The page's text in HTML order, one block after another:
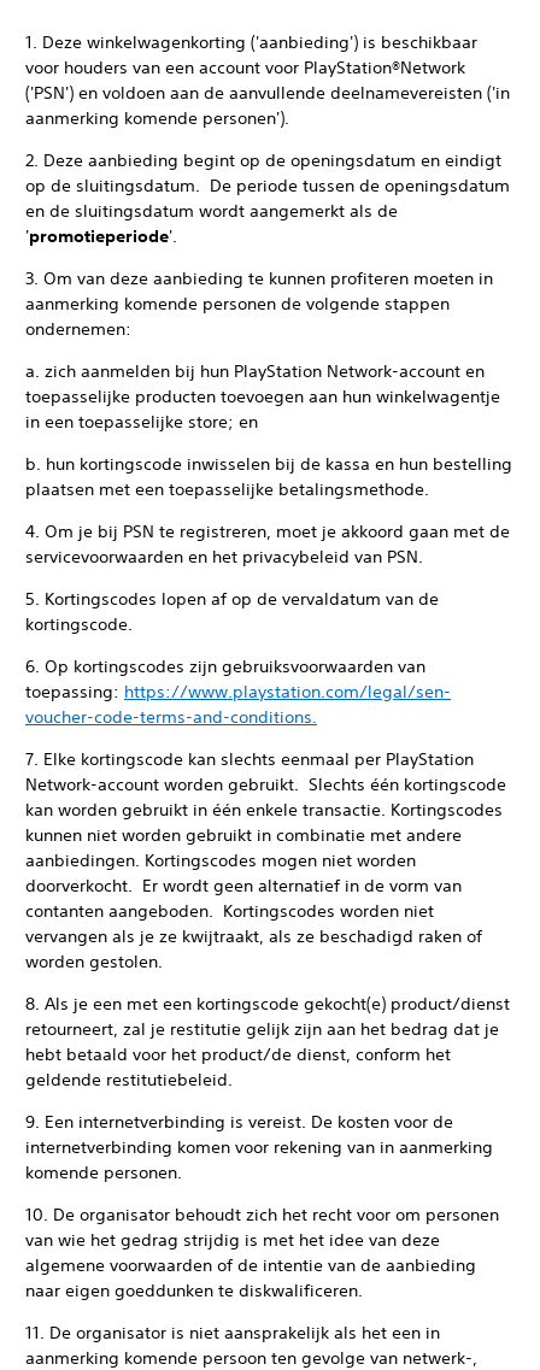
1. Deze winkelwagenkorting ('aanbieding') is beschikbaar
voor houders van een account voor PlayStation®Network
('PSN') en voldoen aan de aanvullende deelnamevereisten ('in
aanmerking komende personen').
2. Deze aanbieding begint op de openingsdatum en eindigt
op de sluitingsdatum. De periode tussen de openingsdatum
en de sluitingsdatum wordt aangemerkt als de
'promotieperiode'.
3. Om van deze aanbieding te kunnen profiteren moeten in
aanmerking komende personen de volgende stappen
ondernemen:
a. zich aanmelden bij hun PlayStation Network-account en
toepasselijke producten toevoegen aan hun winkelwagentje
in een toepasselijke store; en
b. hun kortingscode inwisselen bij de kassa en hun bestelling
plaatsen met een toepasselijke betalingsmethode.
4. Om je bij PSN te registreren, moet je akkoord gaan met de
servicevoorwaarden en het privacybeleid van PSN.
5. Kortingscodes lopen af op de vervaldatum van de
kortingscode.
6. Op kortingscodes zijn gebruiksvoorwaarden van
toepassing: https://www.playstation.com/legal/sen-
voucher-code-terms-and-conditions.
7. Elke kortingscode kan slechts eenmaal per PlayStation
Network-account worden gebruikt. Slechts één kortingscode
kan worden gebruikt in één enkele transactie. Kortingscodes
kunnen niet worden gebruikt in combinatie met andere
aanbiedingen. Kortingscodes mogen niet worden
doorverkocht. Er wordt geen alternatief in de vorm van
contanten aangeboden. Kortingscodes worden niet
vervangen als je ze kwijtraakt, als ze beschadigd raken of
worden gestolen.
8. Als je een met een kortingscode gekocht(e) product/dienst
retourneert, zal je restitutie gelijk zijn aan het bedrag dat je
hebt betaald voor het product/de dienst, conform het
geldende restitutiebeleid.
9. Een internetverbinding is vereist. De kosten voor de
internetverbinding komen voor rekening van in aanmerking
komende personen.
10. De organisator behoudt zich het recht voor om personen
van wie het gedrag strijdig is met het idee van deze
algemene voorwaarden of de intentie van de aanbieding
naar eigen goeddunken te diskwalificeren.
11. De organisator is niet aansprakelijk als het een in
aanmerking komende persoon ten gevolge van netwerk-,